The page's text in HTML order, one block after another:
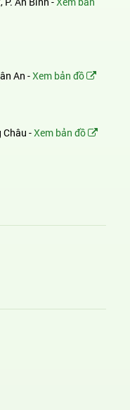
An -Xem bản đồ
Châu -Xem bản đồ
Alpha
Alpha